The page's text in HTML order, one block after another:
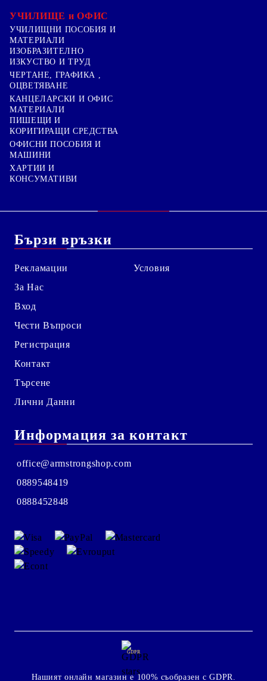
УЧИЛИЩЕ и ОФИС
УЧИЛИЩНИ ПОСОБИЯ И
МАТЕРИАЛИ
ИЗОБРАЗИТЕЛНО
ИЗКУСТВО И ТРУД
ЧЕРТАНЕ, ГРАФИКА ,
ОЦВЕТЯВАНЕ
КАНЦЕЛАРСКИ И ОФИС
МАТЕРИАЛИ
ПИШЕЩИ И
КОРИГИРАЩИ СРЕДСТВА
ОФИСНИ ПОСОБИЯ И
МАШИНИ
ХАРТИИ И
КОНСУМАТИВИ
Бързи връзки
Рекламации
За Нас
Вход
Чести Въпроси
Регистрация
Контакт
Търсене
Лични Данни
Условия
Информация за контакт
office@armstrongshop.com
0889548419
0888452848
GDPR
Нашият онлайн магазин е 100% съобразен с GDPR.